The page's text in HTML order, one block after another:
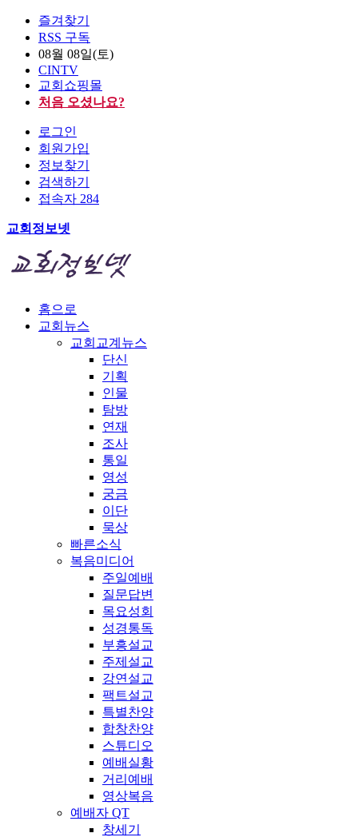
즐겨찾기
RSS 구독
08월 08일(토)
CINTV
교회쇼핑몰
처음 오셨나요?
로그인
회원가입
정보찾기
검색하기
접속자 284
교회정보넷
홈으로
교회뉴스
교회교계뉴스
단신
기획
인물
탐방
연재
조사
통일
영성
궁금
이단
묵상
빠른소식
복음미디어
주일예배
질문답변
목요성회
성경통독
부흥설교
주제설교
강연설교
팩트설교
특별찬양
합창찬양
스튜디오
예배실황
거리예배
영상복음
예배자 QT
창세기